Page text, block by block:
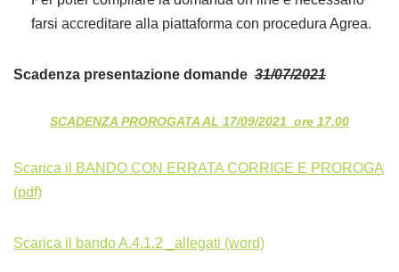
farsi accreditare alla piattaforma con procedura Agrea.
Scadenza presentazione domande 31/07/2021
SCADENZA PROROGATA AL 17/09/2021 ore 17.00
Scarica il BANDO CON ERRATA CORRIGE E PROROGA
(pdf)
Scarica il bando A.4.1.2 _allegati (word)